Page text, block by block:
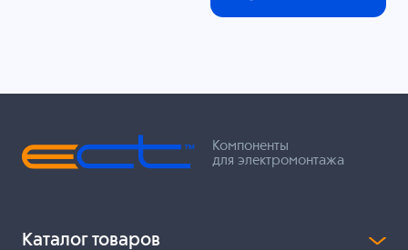
Компоненты
для электромонтажа
Каталог товаров